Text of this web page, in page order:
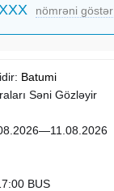
nömrəni göstər
Batumi
Səni Gözləyir
BUS